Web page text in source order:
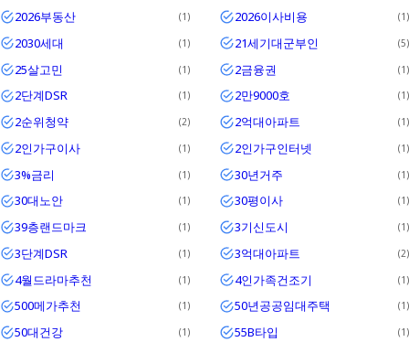
2026부동산 1 2026이사비용 1
2030세대 1 21세기대군부인 5
25살고민 1 2금융권 1
2단계DSR 1 2만9000호 1
2순위청약 2 2억대아파트 1
2인가구이사 1 2인가구인터넷 1
3%금리 1 30년거주 1
30대노안 1 30평이사 1
39층랜드마크 1 3기신도시 1
3단계DSR 1 3억대아파트 2
4월드라마추천 1 4인가족건조기 1
500메가추천 1 50년공공임대주택 1
50대건강 1 55B타입 1